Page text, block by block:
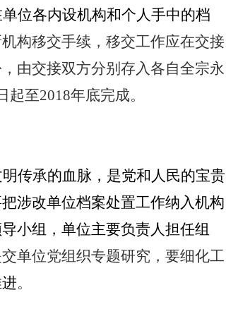
位各内设机构和个人手中的档
构移交手续，移交工作应在交接
由交接双方分别存入各自全宗永
至2018年底完成。
传承的血脉，是党和人民的宝贵
涉改单位档案处置工作纳入机构
小组，单位主要负责人担任组
单位党组织专题研究，要细化工
。